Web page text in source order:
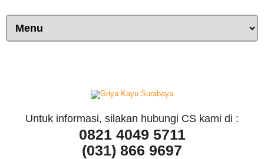
Untuk informasi, silakan hubungi CS kami di :
0821 4049 5711
(031) 866 9697